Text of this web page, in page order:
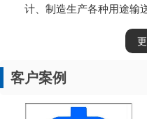
计、制造生产各种用途输
客户案例